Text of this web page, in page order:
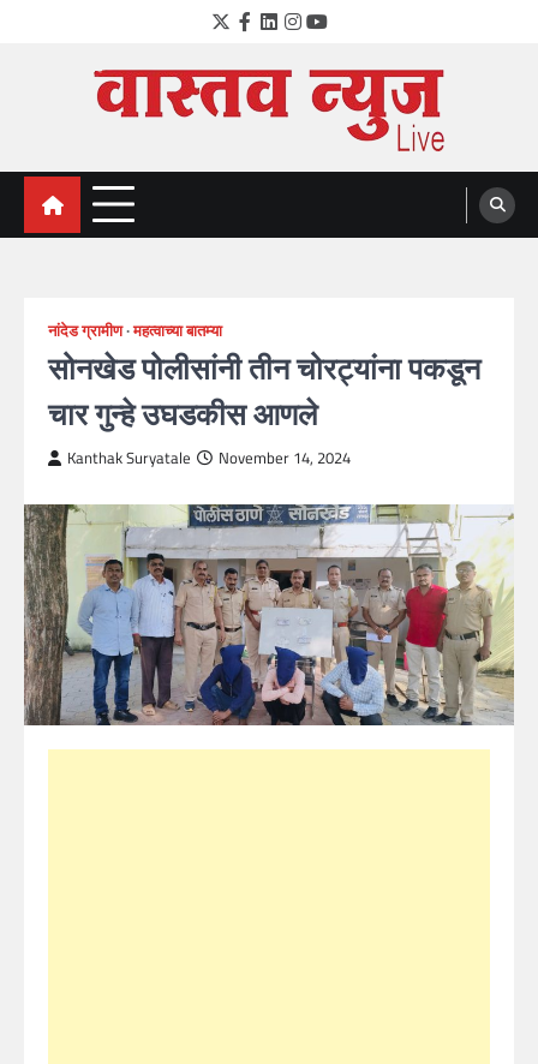
Twitter
Facebook
LinkedIn
Instagram
YouTube
VastavNEWSLive.com
a leading NEWS portal of Maharahstra
नांदेड ग्रामीण महत्वाच्या बातम्या
सोनखेड पोलीसांनी तीन चोरट्यांना पकडून
चार गुन्हे उघडकीस आणले
Kanthak Suryatale November 14, 2024